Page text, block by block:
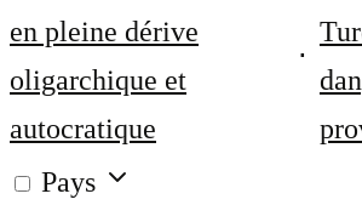
en pleine dérive
oligarchique et
autocratique
Pays